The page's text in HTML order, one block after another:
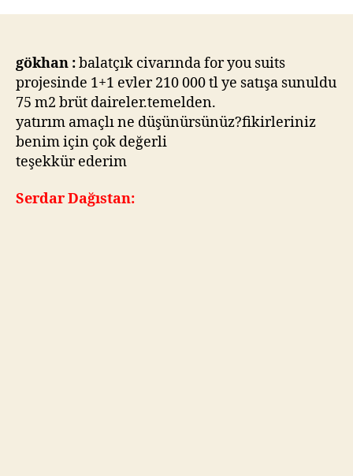
You
Suits’ten
210.000
1+1
gökhan :balatçık civarında for you suits
projesinde 1+1 evler 210 000 tl ye satışa sunuldu
75 m2 brüt daireler.temelden.
yatırım amaçlı ne düşünürsünüz?fikirleriniz
benim için çok değerli
teşekkür ederim
Serdar Dağıstan: